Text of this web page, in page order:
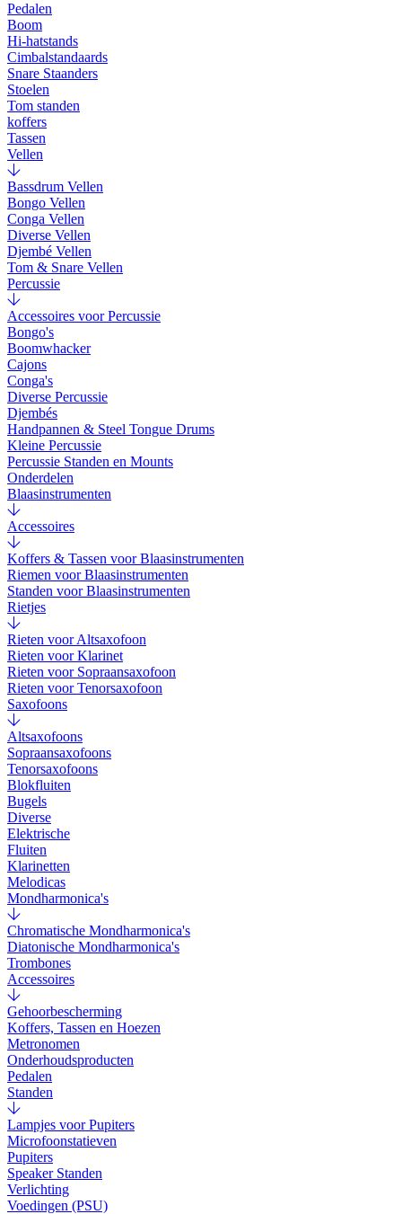
Pedalen
Boom
Hi-hatstands
Cimbalstandaards
Snare Staanders
Stoelen
Tom standen
koffers
Tassen
Vellen
Bassdrum Vellen
Bongo Vellen
Conga Vellen
Diverse Vellen
Djembé Vellen
Tom & Snare Vellen
Percussie
Accessoires voor Percussie
Bongo's
Boomwhacker
Cajons
Conga's
Diverse Percussie
Djembés
Handpannen & Steel Tongue Drums
Kleine Percussie
Percussie Standen en Mounts
Onderdelen
Blaasinstrumenten
Accessoires
Koffers & Tassen voor Blaasinstrumenten
Riemen voor Blaasinstrumenten
Standen voor Blaasinstrumenten
Rietjes
Rieten voor Altsaxofoon
Rieten voor Klarinet
Rieten voor Sopraansaxofoon
Rieten voor Tenorsaxofoon
Saxofoons
Altsaxofoons
Sopraansaxofoons
Tenorsaxofoons
Blokfluiten
Bugels
Diverse
Elektrische
Fluiten
Klarinetten
Melodicas
Mondharmonica's
Chromatische Mondharmonica's
Diatonische Mondharmonica's
Trombones
Accessoires
Gehoorbescherming
Koffers, Tassen en Hoezen
Metronomen
Onderhoudsproducten
Pedalen
Standen
Lampjes voor Pupiters
Microfoonstatieven
Pupiters
Speaker Standen
Verlichting
Voedingen (PSU)